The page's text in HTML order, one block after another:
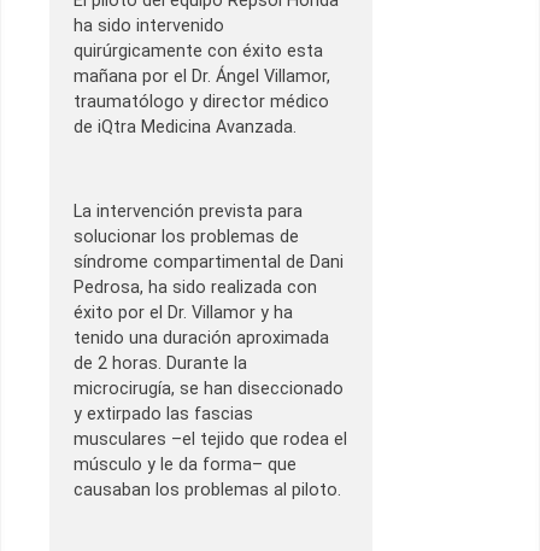
ha sido intervenido
quirúrgicamente con éxito esta
mañana por el Dr. Ángel Villamor,
traumatólogo y director médico
de iQtra Medicina Avanzada.
La intervención prevista para
solucionar los problemas de
síndrome compartimental de Dani
Pedrosa, ha sido realizada con
éxito por el Dr. Villamor y ha
tenido una duración aproximada
de 2 horas. Durante la
microcirugía, se han diseccionado
y extirpado las fascias
musculares –el tejido que rodea el
músculo y le da forma– que
causaban los problemas al piloto.